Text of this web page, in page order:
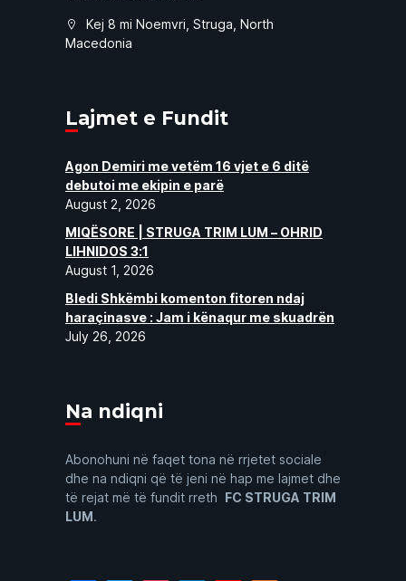
Kej 8 mi Noemvri, Struga, North
Macedonia
Lajmet e Fundit
Agon Demiri me vetëm 16 vjet e 6 ditë
debutoi me ekipin e parë
August 2, 2026
MIQËSORE | STRUGA TRIM LUM – OHRID
LIHNIDOS 3:1
August 1, 2026
Bledi Shkëmbi komenton fitoren ndaj
haraçinasve : Jam i kënaqur me skuadrën
July 26, 2026
Na ndiqni
Abonohuni në faqet tona në rrjetet sociale
dhe na ndiqni që të jeni në hap me lajmet dhe
të rejat më të fundit rreth FC STRUGA TRIM
LUM.